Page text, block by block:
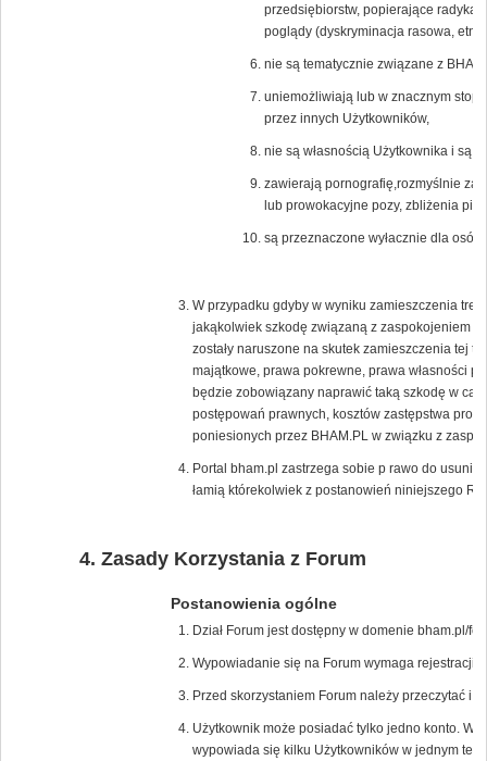
przedsiębiorstw, popierające
poglądy (dyskryminacja rasowa,
nie są tematycznie związane z
uniemożliwiają lub w znacznym
przez innych Użytkowników,
nie są własnością Użytkownika i są
zawierają pornografię,rozmyślnie
lub prowokacyjne pozy, zbliżenia
są przeznaczone wyłacznie dla osób
W przypadku gdyby w wyniku zamieszczenia
jakąkolwiek szkodę związaną z zaspokojeniem
zostały naruszone na skutek zamieszczenia tej
majątkowe, prawa pokrewne, prawa własności
będzie zobowiązany naprawić taką szkodę w
postępowań prawnych, kosztów zastępstwa
poniesionych przez BHAM.PL w związku z
Portal bham.pl zastrzega sobie p rawo do
łamią którekolwiek z postanowień niniejszego
Zasady Korzystania z Forum
Postanowienia ogólne
Dział Forum jest dostępny w domenie bham.pl/
Wypowiadanie się na Forum wymaga rejestracji
Przed skorzystaniem Forum należy przeczytać i
Użytkownik może posiadać tylko jedno konto. W
wypowiada się kilku Użytkowników w jednym